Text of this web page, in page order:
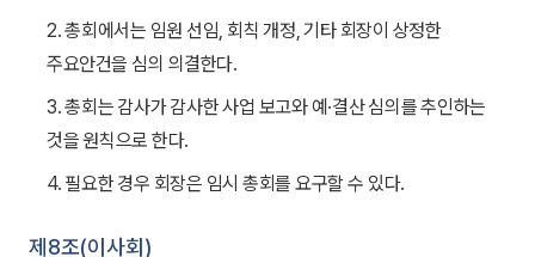
2. 총회에서는 임원 선임, 회칙 개정, 기타 회장이 상정한
주요안건을 심의 의결한다.
3. 총회는 감사가 감사한 사업 보고와 예·결산 심의를 추인하는
것을 원칙으로 한다.
4. 필요한 경우 회장은 임시 총회를 요구할 수 있다.
제8조(이사회)